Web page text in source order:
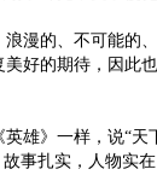
漫的、不可能的
好的期待，因此
》一样，说“天
事扎实，人物实